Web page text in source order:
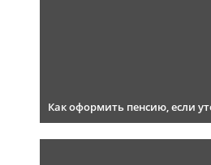
Как оформить пенсию, если